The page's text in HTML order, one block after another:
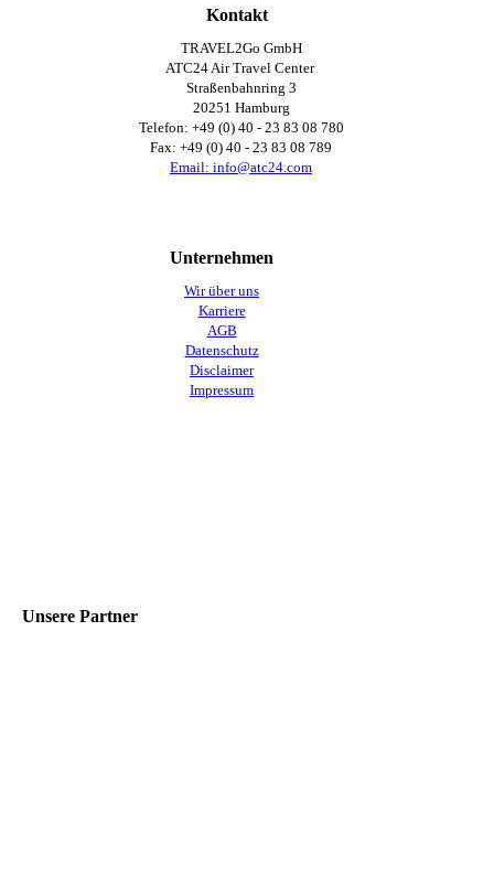
Kontakt
TRAVEL2Go GmbH
ATC24 Air Travel Center
Straßenbahnring 3
20251 Hamburg
Telefon: +49 (0) 40 - 23 83 08 780
Fax: +49 (0) 40 - 23 83 08 789
Email: info@atc24.com
Unternehmen
Wir über uns
Karriere
AGB
Datenschutz
Disclaimer
Impressum
Unsere Partner